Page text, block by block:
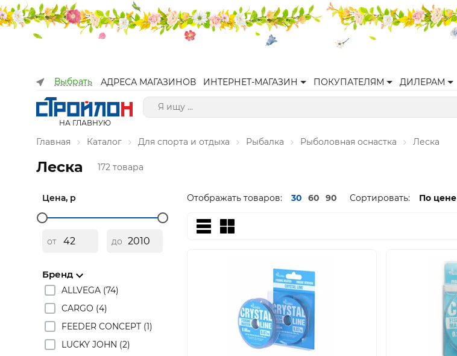
Выбрать АДРЕСА МАГАЗИНОВ ИНТЕРНЕТ-МАГАЗИН ПОКУПАТЕЛЯМ ДИЛЕРАМ
НА ГЛАВНУЮ
Главная Каталог Для спорта и отдыха Рыбалка Рыболовная оснастка Леска
Леска 172 товара
Цена, р
от до
Бренд
ALLVEGA (74)
CARGO (4)
FEEDER CONCEPT (1)
LUCKY JOHN (2)
Отображать товаров: 30 60 90 Сортировать: По цене